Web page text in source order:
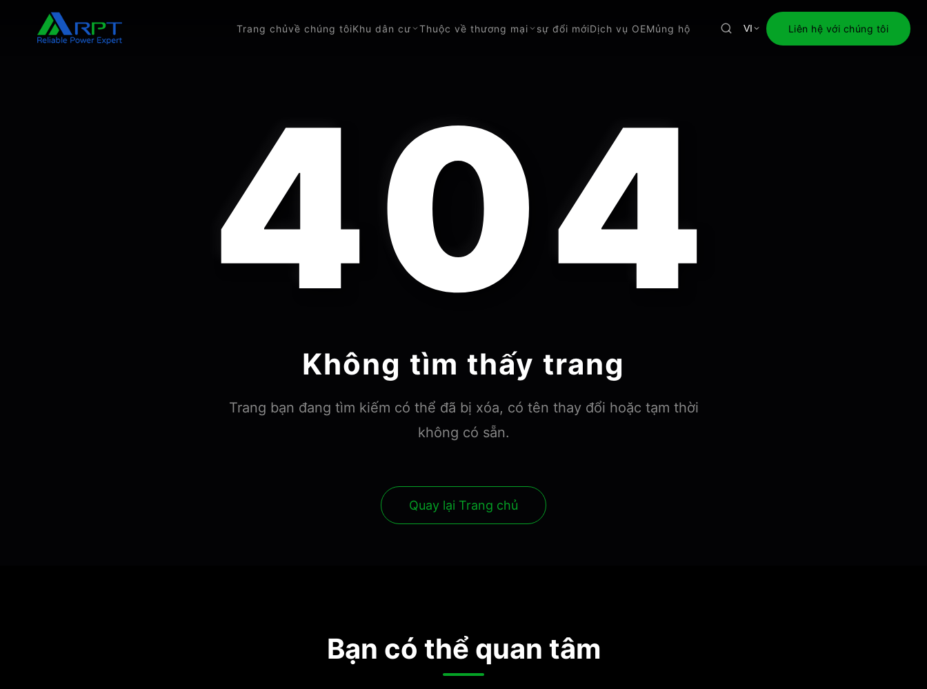
Trang chủvề chúng tôiKhu dân cư Thuộc về thương mại sự đổi mớiDịch vụ OEMủng hộ VI Liên hệ với chúng tôi
404
Không tìm thấy trang
Trang bạn đang tìm kiếm có thể đã bị xóa, có tên thay đổi hoặc tạm thời
không có sẵn.
Quay lại Trang chủ
Bạn có thể quan tâm